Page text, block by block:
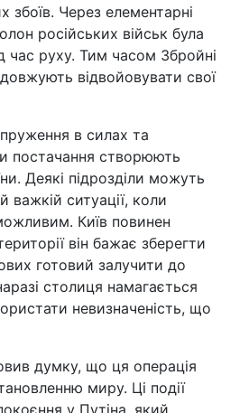
збоїв. Через елементарні
російських військ була
час руху. Тим часом Збройні
відвойовувати свої
в силах та
постачання створюють
Деякі підрозділи можуть
важкій ситуації, коли
Київ повинен
він бажає зберегти
готовий залучити до
столиця намагається
невизначеність, що
думку, що ця операція
миру. Ці події
у Путіна, який,